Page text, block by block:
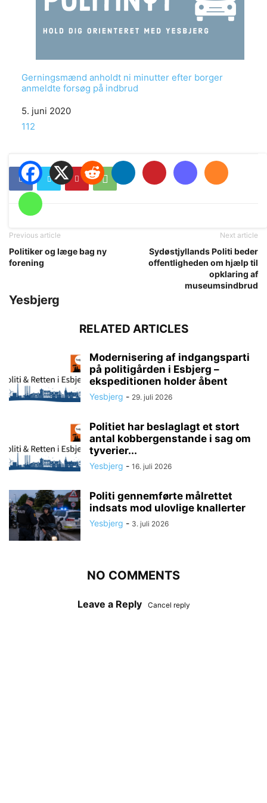
Gerningsmænd anholdt ni minutter efter borger
anmeldte forsøg på indbrud
Date
5. juni 2020
In relation to
112
Previous article
Politiker og læge bag ny
forening
Next article
Sydøstjyllands Politi beder
offentligheden om hjælp til
opklaring af
museumsindbrud
Yesbjerg
RELATED ARTICLES
Modernisering af indgangsparti
på politigården i Esbjerg –
ekspeditionen holder åbent
Yesbjerg - 29. juli 2026
Politiet har beslaglagt et stort
antal kobbergenstande i sag om
tyverier...
Yesbjerg - 16. juli 2026
Politi gennemførte målrettet
indsats mod ulovlige knallerter
Yesbjerg - 3. juli 2026
NO COMMENTS
Leave a Reply Cancel reply